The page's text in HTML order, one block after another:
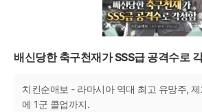
배신당한 축구천재가 SSS급 공격수로
치킨순애보 - 라마시아 역대 최고 유망주,
에 1군 콜업까지.